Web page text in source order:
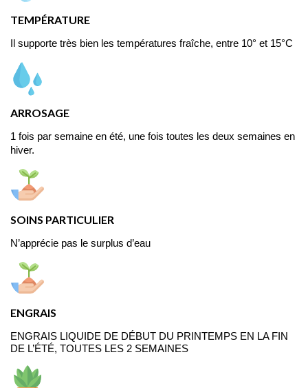
TEMPÉRATURE
Il supporte très bien les températures fraîche, entre 10° et 15°C
ARROSAGE
1 fois par semaine en été, une fois toutes les deux semaines en
hiver.
SOINS PARTICULIER
N’apprécie pas le surplus d’eau
ENGRAIS
ENGRAIS LIQUIDE DE DÉBUT DU PRINTEMPS EN LA FIN
DE L’ÉTÉ, TOUTES LES 2 SEMAINES